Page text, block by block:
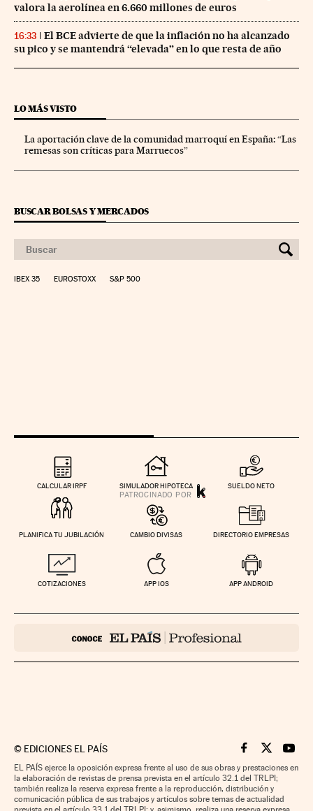
valora la aerolínea en 6.660 millones de euros
16:33
El BCE advierte de que la inflación no ha alcanzado
su pico y se mantendrá “elevada” en lo que resta de año
LO MÁS VISTO
La aportación clave de la comunidad marroquí en España: “Las
remesas son críticas para Marruecos”
BUSCAR BOLSAS Y MERCADOS
IBEX 35 EUROSTOXX S&P 500
CALCULAR IRPF SIMULADOR HIPOTECA SUELDO NETO
PLANIFICA TU JUBILACIÓN CAMBIO DIVISAS DIRECTORIO EMPRESAS
COTIZACIONES APP IOS APP ANDROID
© EDICIONES EL PAÍS Cinco Días en
Cinco Días
Cinco
EL PAÍS ejerce la oposición expresa frente al uso de sus obras y prestaciones en
la elaboración de revistas de prensa prevista en el artículo 32.1 del TRLPI;
también realiza la reserva expresa frente a la reproducción, distribución y
comunicación pública de sus trabajos y artículos sobre temas de actualidad